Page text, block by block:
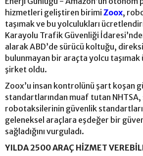
hizmetleri geliştiren birimi Zoox,
taşımak ve bu yolculukları
Karayolu Trafik Güvenliği
alarak ABD’de sürücü koltuğu,
bulunmayan bir araçta yolcu taşımak
şirket oldu.
Zoox’u insan kontrolünü şart koşan
standartlarından muaf tutan
robotaksilerinin güvenlik
geleneksel araçlara eşdeğer bir
sağladığını vurguladı.
YILDA 2500 ARAÇ HİZMET